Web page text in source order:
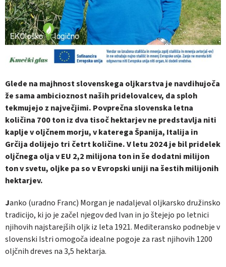
Glede na majhnost slovenskega oljkarstva je navdihujoča
že sama ambicioznost naših pridelovalcev, da sploh
tekmujejo z največjimi. Povprečna slovenska letna
količina 700 ton iz dva tisoč hektarjev ne predstavlja niti
kaplje v oljčnem morju, v katerega Španija, Italija in
Grčija dolijejo tri četrt količine. V letu 2024 je bil pridelek
oljčnega olja v EU 2,2 milijona ton in še dodatni milijon
ton v svetu, oljke pa so v Evropski uniji na šestih milijonih
hektarjev.
Janko (uradno Franc) Morgan je nadaljeval oljkarsko družinsko
tradicijo, ki jo je začel njegov ded Ivan in jo štejejo po letnici
njihovih najstarejših oljk iz leta 1921. Mediteransko podnebje v
slovenski Istri omogoča idealne pogoje za rast njihovih 1200
oljčnih dreves na 3,5 hektarja.